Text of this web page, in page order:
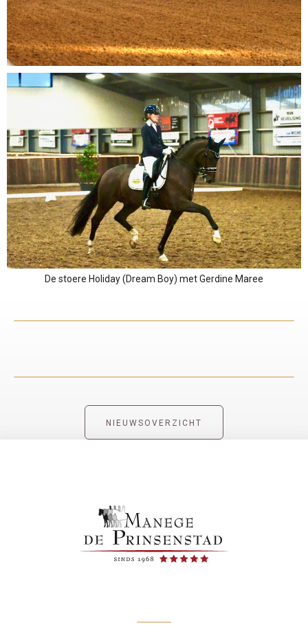
De stoere Holiday (Dream Boy) met Gerdine Maree
NIEUWSOVERZICHT